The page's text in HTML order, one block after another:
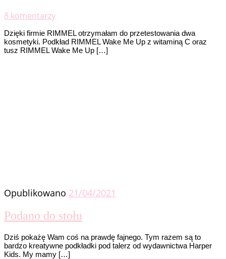
8 komentarzy
Dzięki firmie RIMMEL otrzymałam do przetestowania dwa
kosmetyki. Podkład RIMMEL Wake Me Up z witaminą C oraz
tusz RIMMEL Wake Me Up […]
Opublikowano 21/04/2021
Podano do stołu
Dziś pokażę Wam coś na prawdę fajnego. Tym razem są to
bardzo kreatywne podkładki pod talerz od wydawnictwa Harper
Kids. My mamy […]